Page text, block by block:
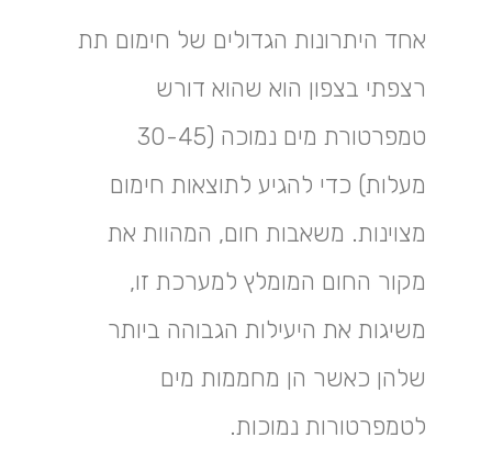
אחד היתרונות הגדולים של חימום תת
רצפתי בצפון הוא שהוא דורש
טמפרטורת מים נמוכה (30-45
מעלות) כדי להגיע לתוצאות חימום
מצוינות. משאבות חום, המהוות את
מקור החום המומלץ למערכת זו,
משיגות את היעילות הגבוהה ביותר
שלהן כאשר הן מחממות מים
לטמפרטורות נמוכות.